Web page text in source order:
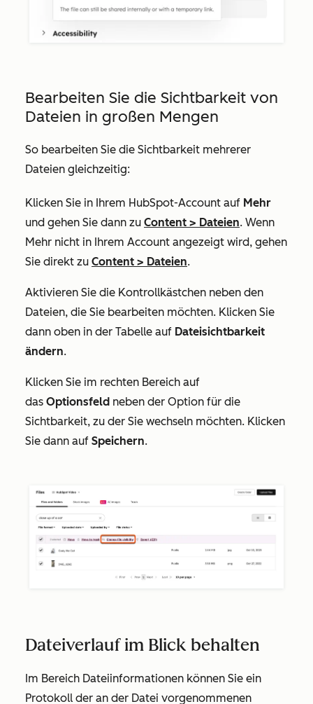
Bearbeiten Sie die Sichtbarkeit von
Dateien in großen Mengen
So bearbeiten Sie die Sichtbarkeit mehrerer
Dateien gleichzeitig:
Klicken Sie in Ihrem HubSpot-Account auf Mehr
und gehen Sie dann zu Content > Dateien. Wenn
Mehr nicht in Ihrem Account angezeigt wird, gehen
Sie direkt zu Content > Dateien.
Aktivieren Sie die Kontrollkästchen neben den
Dateien, die Sie bearbeiten möchten. Klicken Sie
dann oben in der Tabelle auf Dateisichtbarkeit
ändern.
Klicken Sie im rechten Bereich auf
das Optionsfeld neben der Option für die
Sichtbarkeit, zu der Sie wechseln möchten. Klicken
Sie dann auf Speichern.
Dateiverlauf im Blick behalten
Im Bereich Dateiinformationen können Sie ein
Protokoll der an der Datei vorgenommenen